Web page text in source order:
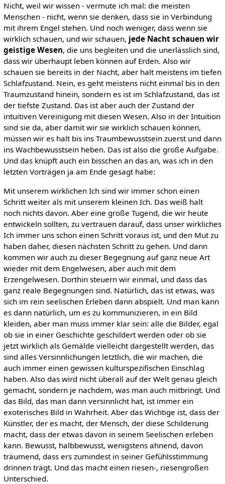
Nicht, weil wir wissen - vermute ich mal: die meisten
Menschen - nicht, wenn sie denken, dass sie in Verbindung
mit ihrem Engel stehen. Und noch weniger, dass wenn sie
wirklich schauen, und wir schauen, jede Nacht schauen wir
geistige Wesen, die uns begleiten und die unerlässlich sind,
dass wir überhaupt leben können auf Erden. Also wir
schauen sie bereits in der Nacht, aber halt meistens im tiefen
Schlafzustand. Nein, es geht meistens nicht einmal bis in den
Traumzustand hinein, sondern es ist im Schlafzustand, das ist
der tiefste Zustand. Das ist aber auch der Zustand der
intuitiven Vereinigung mit diesen Wesen. Also in der Intuition
sind sie da, aber damit wir sie wirklich schauen können,
müssen wir es halt bis ins Traumbewusstsein zuerst und dann
ins Wachbewusstsein heben. Das ist also die große Aufgabe.
Und das knüpft auch ein bisschen an das an, was ich in den
letzten Vorträgen ja am Ende gesagt habe:
Mit unserem wirklichen Ich sind wir immer schon einen
Schritt weiter als mit unserem kleinen Ich. Das weiß halt
noch nichts davon. Aber eine große Tugend, die wir heute
entwickeln sollten, zu vertrauen darauf, dass unser wirkliches
Ich immer uns schon einen Schritt voraus ist, und den Mut zu
haben daher, diesen nächsten Schritt zu gehen. Und dann
kommen wir auch zu dieser Begegnung auf ganz neue Art
wieder mit dem Engelwesen, aber auch mit dem
Erzengelwesen. Dorthin steuern wir einmal, und dass das
ganz reale Begegnungen sind. Natürlich, das ist etwas, was
sich im rein seelischen Erleben dann abspielt. Und man kann
es dann natürlich, um es zu kommunizieren, in ein Bild
kleiden, aber man muss immer klar sein: alle die Bilder, egal
ob sie in einer Geschichte geschildert werden oder ob sie
jetzt wirklich als Gemälde vielleicht dargestellt werden, das
sind alles Versinnlichungen letztlich, die wir machen, die
auch immer einen gewissen kulturspezifischen Einschlag
haben. Also das wird nicht überall auf der Welt genau gleich
gemacht, sondern je nachdem, was man auch mitbringt. Und
das Bild, das man dann versinnlicht hat, ist immer ein
exoterisches Bild in Wahrheit. Aber das Wichtige ist, dass der
Künstler, der es macht, der Mensch, der diese Schilderung
macht, dass der etwas davon in seinem Seelischen erleben
kann. Bewusst, halbbewusst, wenigstens ahnend, davon
träumend, dass ers zumindest in seiner Gefühlsstimmung
drinnen trägt. Und das macht einen riesen-, riesengroßen
Unterschied.